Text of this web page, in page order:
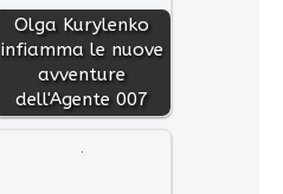
Olga Kurylenko
infiamma le nuove
avventure
dell'Agente 007